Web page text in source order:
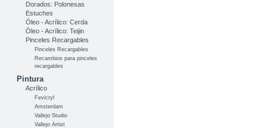
Dorados: Polonesas
Estuches
Óleo - Acrílico: Cerda
Óleo - Acrílico: Teijin
Pinceles Recargables
Pinceles Recargables
Recambios para pinceles
recargables
Pintura
Acrílico
Fevicryl
Amsterdam
Vallejo Studio
Vallejo Artist